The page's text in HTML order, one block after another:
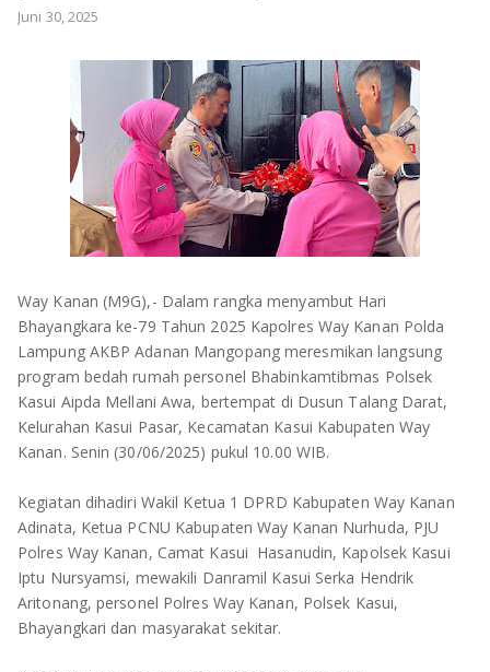
DAERAH
BANDAR LAMPUNG
METRO
LAMPUNG TENGAH
LAMPUNG UTARA
LAMPUNG BARAT
LAMPUNG SELATAN
PESAWARAN
PESISIR BARAT
TULANG BAWANG
TULANG BAWANG BARAT
PENDIDIKAN
OLAHRAGA
ADVETORIAL
Juni 30, 2025
Way Kanan (M9G),- Dalam rangka menyambut Hari
Bhayangkara ke-79 Tahun 2025 Kapolres Way Kanan Polda
Lampung AKBP Adanan Mangopang meresmikan langsung
program bedah rumah personel Bhabinkamtibmas Polsek
Kasui Aipda Mellani Awa, bertempat di Dusun Talang Darat,
Kelurahan Kasui Pasar, Kecamatan Kasui Kabupaten Way
Kanan. Senin (30/06/2025) pukul 10.00 WIB.
Kegiatan dihadiri Wakil Ketua 1 DPRD Kabupaten Way Kanan
Adinata, Ketua PCNU Kabupaten Way Kanan Nurhuda, PJU
Polres Way Kanan, Camat Kasui Hasanudin, Kapolsek Kasui
Iptu Nursyamsi, mewakili Danramil Kasui Serka Hendrik
Aritonang, personel Polres Way Kanan, Polsek Kasui,
Bhayangkari dan masyarakat sekitar.